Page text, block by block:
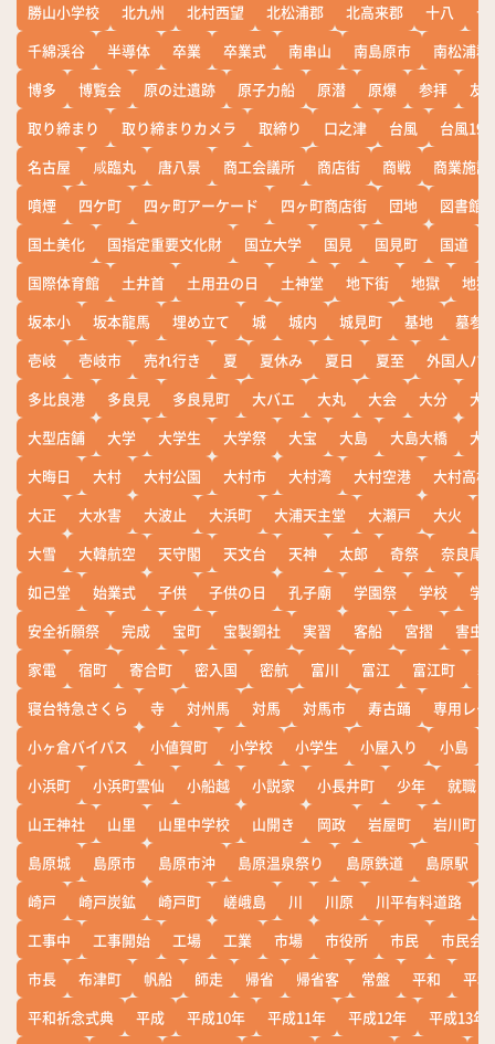
勝山小学校
北九州 北村西望 北松浦郡 北高来郡 十八
十
千綿渓谷
半導体 卒業 卒業式 南串山 南島原市
南松浦郡
博多
博覧会 原の辻遺跡 原子力船 原潜 原爆 参拝
友
取り締まり
取り締まりカメラ 取締り 口之津 台風
台風19
名古屋
咸臨丸 唐八景 商工会議所 商店街 商戦
商業施設
噴煙
四ケ町 四ヶ町アーケード 四ヶ町商店街 団地
図書館
国土美化
国指定重要文化財 国立大学 国見 国見町 国道
国際体育館
土井首 土用丑の日 土神堂 地下街 地獄
地獄
坂本小
坂本龍馬 埋め立て 城 城内 城見町 基地
墓参
壱岐
壱岐市 売れ行き 夏 夏休み 夏日 夏至
外国人バ
多比良港
多良見 多良見町 大バエ 大丸 大会 大分
大
大型店舗
大学 大学生 大学祭 大宝 大島 大島大橋
大
大晦日
大村 大村公園 大村市 大村湾 大村空港
大村高校
大正
大水害 大波止 大浜町 大浦天主堂 大瀬戸 大火
大雪
大韓航空 天守閣 天文台 天神 太郎 奇祭
奈良尾
如己堂
始業式 子供 子供の日 孔子廟 学園祭 学校
学
安全祈願祭
完成 宝町 宝製鋼社 実習 客船 宮摺
害虫
家電
宿町 寄合町 密入国 密航 富川 富江 富江町
寝台特急さくら
寺 対州馬 対馬 対馬市 寿古踊
専用レー
小ヶ倉バイパス
小値賀町 小学校 小学生 小屋入り 小島
小浜町
小浜町雲仙 小船越 小説家 小長井町 少年
就職
山王神社
山里 山里中学校 山開き 岡政 岩屋町
岩川町
島原城
島原市 島原市沖 島原温泉祭り 島原鉄道 島原駅
崎戸
崎戸炭鉱 崎戸町 嵯峨島 川 川原 川平有料道路
工事中
工事開始 工場 工業 市場 市役所 市民
市民会
市長
布津町 帆船 師走 帰省 帰省客 常盤 平和
平
平和祈念式典
平成 平成10年 平成11年 平成12年
平成13年